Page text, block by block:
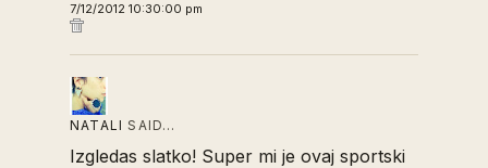
7/12/2012 10:30:00 pm
NATALI SAID…
Izgledas slatko! Super mi je ovaj sportski